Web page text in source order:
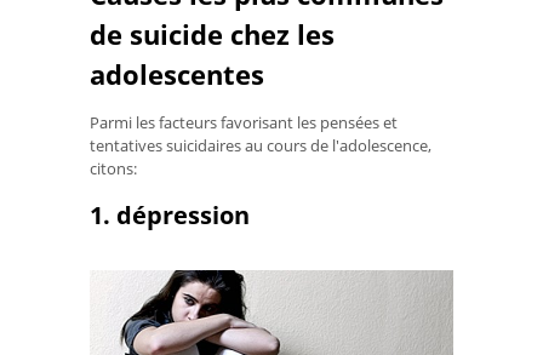
de suicide chez les
adolescentes
Parmi les facteurs favorisant les pensées et
tentatives suicidaires au cours de l'adolescence,
citons:
1. dépression